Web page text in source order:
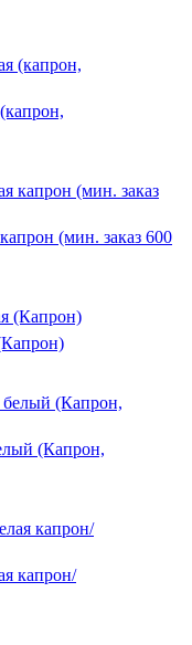
(мин. заказ 600
(Капрон,
капрон/